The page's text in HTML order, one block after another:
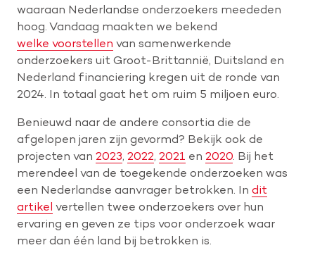
waaraan Nederlandse onderzoekers meededen
hoog. Vandaag maakten we bekend
welke voorstellen van samenwerkende
onderzoekers uit Groot-Brittannië, Duitsland en
Nederland financiering kregen uit de ronde van
2024. In totaal gaat het om ruim 5 miljoen euro.
Benieuwd naar de andere consortia die de
afgelopen jaren zijn gevormd? Bekijk ook de
projecten van 2023, 2022, 2021 en 2020 . Bij het
merendeel van de toegekende onderzoeken was
een Nederlandse aanvrager betrokken. In dit
artikel vertellen twee onderzoekers over hun
ervaring en geven ze tips voor onderzoek waar
meer dan één land bij betrokken is.